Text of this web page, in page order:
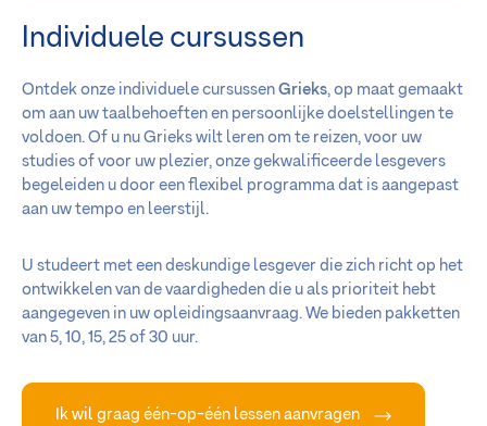
Individuele cursussen
Ontdek onze individuele cursussen Grieks, op maat gemaakt
om aan uw taalbehoeften en persoonlijke doelstellingen te
voldoen. Of u nu Grieks wilt leren om te reizen, voor uw
studies of voor uw plezier, onze gekwalificeerde lesgevers
begeleiden u door een flexibel programma dat is aangepast
aan uw tempo en leerstijl.
U studeert met een deskundige lesgever die zich richt op het
ontwikkelen van de vaardigheden die u als prioriteit hebt
aangegeven in uw opleidingsaanvraag. We bieden pakketten
van 5, 10, 15, 25 of 30 uur.
Ik wil graag één-op-één lessen aanvragen